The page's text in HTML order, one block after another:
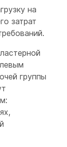
на
затрат
группы